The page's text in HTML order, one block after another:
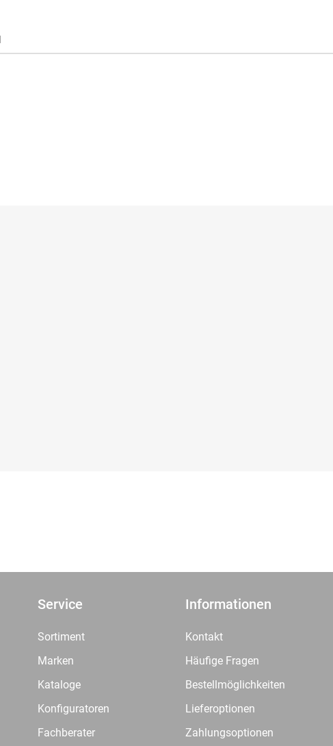
Service
Sortiment
Marken
Kataloge
Konfiguratoren
Fachberater
Informationen
Kontakt
Häufige Fragen
Bestellmöglichkeiten
Lieferoptionen
Zahlungsoptionen